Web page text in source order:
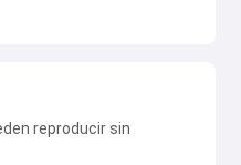
reproducir sin